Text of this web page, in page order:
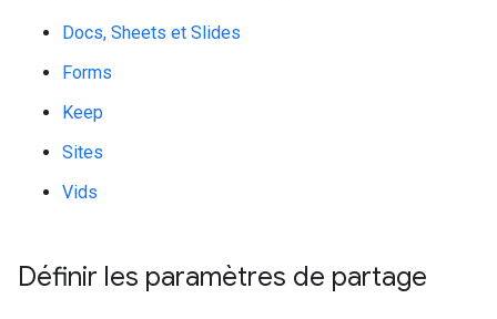
Docs, Sheets et Slides
Forms
Keep
Sites
Vids
Définir les paramètres de partage